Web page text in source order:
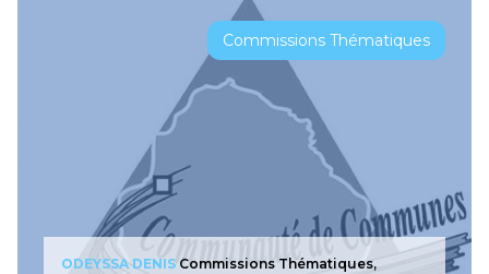
Commissions Thématiques
ODEYSSA DENIS Commissions Thématiques,